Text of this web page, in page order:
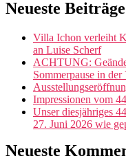
Neueste Beiträge
Villa Ichon verleiht
an Luise Scherf
ACHTUNG:
Sommerpause in
Impressionen vom
Unser diesjähriges
27. Juni 2026 wie
Neueste